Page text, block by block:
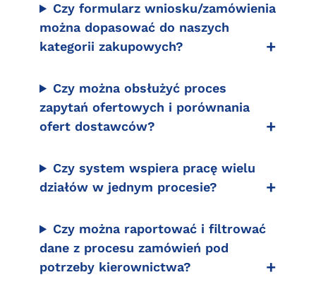
Czy formularz wniosku/zamówienia
można dopasować do naszych
kategorii zakupowych?
Czy można obsłużyć proces
zapytań ofertowych i porównania
ofert dostawców?
Czy system wspiera pracę wielu
działów w jednym procesie?
Czy można raportować i filtrować
dane z procesu zamówień pod
potrzeby kierownictwa?